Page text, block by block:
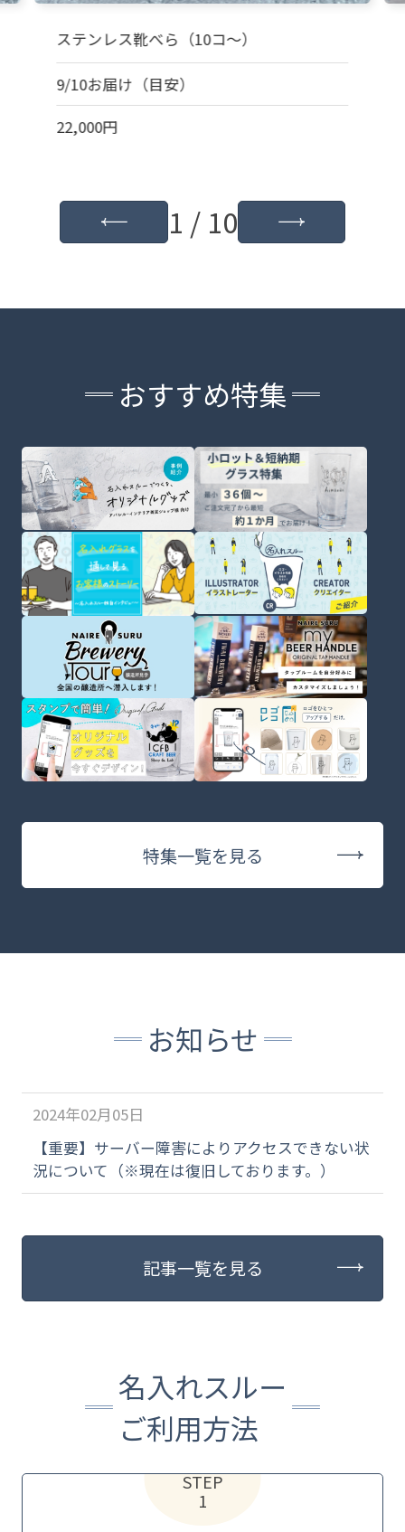
ステンレス靴べら（10コ～）
9/10お届け（目安）
22,000円
1 / 10
おすすめ特集
特集一覧を見る
お知らせ
2024年02月05日
【重要】サーバー障害によりアクセスできない状
況について（※現在は復旧しております。）
記事一覧を見る
名入れスルー
ご利用方法
STEP
1